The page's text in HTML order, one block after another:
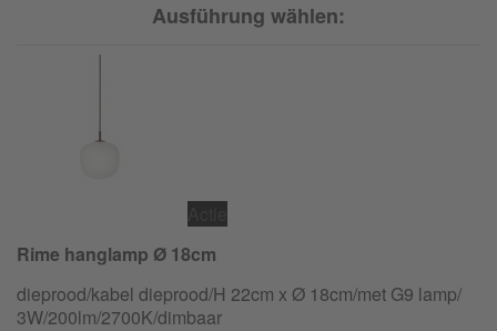
Ausführung wählen:
Rime hanglamp Ø 18cm
dieprood/kabel dieprood/H 22cm x Ø 18cm/met G9 lamp/
3W/200lm/2700K/dimbaar